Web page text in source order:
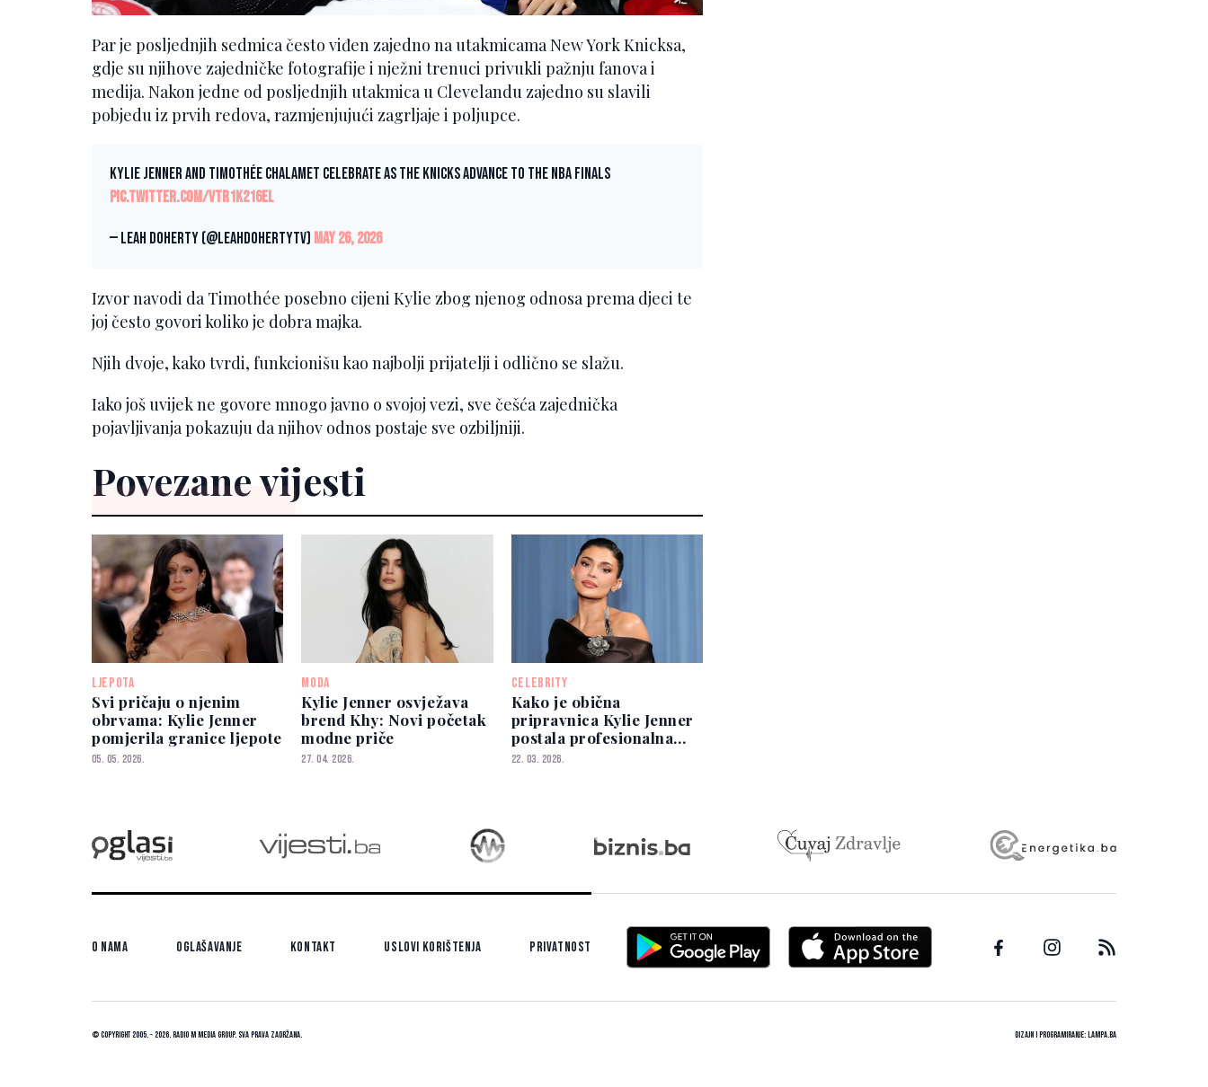
Par je posljednjih sedmica često viđen zajedno na utakmicama New York Knicksa,
gdje su njihove zajedničke fotografije i nježni trenuci privukli pažnju fanova i
medija. Nakon jedne od posljednjih utakmica u Clevelandu zajedno su slavili
pobjedu iz prvih redova, razmjenjujući zagrljaje i poljupce.
Kylie Jenner and Timothée Chalamet celebrate as the Knicks advance to the NBA Finals
pic.twitter.com/Vtr1K216EL
— Leah Doherty (@LeahDohertyTV) May 26, 2026
Izvor navodi da Timothée posebno cijeni Kylie zbog njenog odnosa prema djeci te
joj često govori koliko je dobra majka.
Njih dvoje, kako tvrdi, funkcionišu kao najbolji prijatelji i odlično se slažu.
Iako još uvijek ne govore mnogo javno o svojoj vezi, sve češća zajednička
pojavljivanja pokazuju da njihov odnos postaje sve ozbiljniji.
Povezane vijesti
LJEPOTA
Svi pričaju o njenim
obrvama: Kylie Jenner
pomjerila granice ljepote
05. 05. 2026.
MODA
Kylie Jenner osvježava
brend Khy: Novi početak
modne priče
27. 04. 2026.
CELEBRITY
Kako je obična
pripravnica Kylie Jenner
postala profesionalna
zvijezda
22. 03. 2026.
O nama Oglašavanje Kontakt Uslovi korištenja Privatnost
© Copyright 2005. - 2026. Radio M Media Group.Sva prava zadržana. Dizajn i programiranje:Lampa.ba